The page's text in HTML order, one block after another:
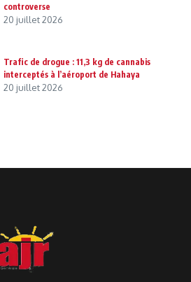
controverse
20 juillet 2026
Trafic de drogue : 11,3 kg de cannabis
interceptés à l’aéroport de Hahaya
20 juillet 2026